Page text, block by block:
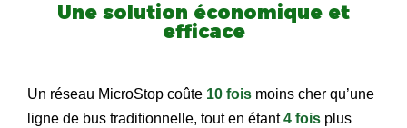
Une solution économique et
efficace
Un réseau MicroStop coûte 10 fois moins cher qu’une
ligne de bus traditionnelle, tout en étant4 fois plus